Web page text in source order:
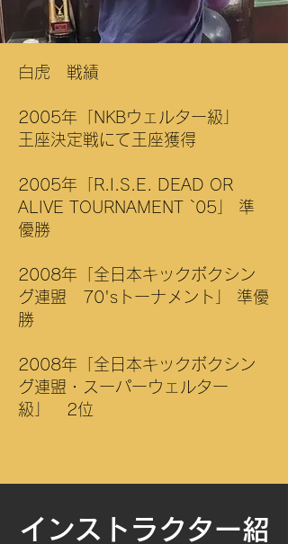
白虎 戦績
2005年「NKBウェルター級」
王座決定戦にて王座獲得
2005年「R.I.S.E. DEAD OR
ALIVE TOURNAMENT `05」 準
優勝
​2008年「全日本キックボクシン
グ連盟 70'sトーナメント」 準優
勝
2008年「全日本キックボクシン
グ連盟・スーパーウェルター
級」 2位
​インストラクター紹